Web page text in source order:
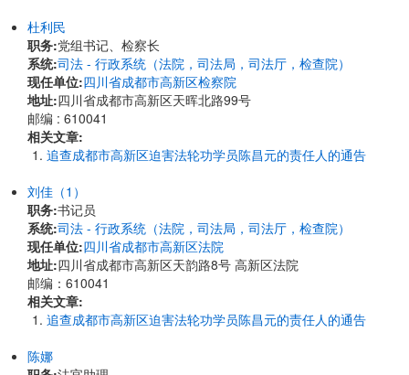
杜利民
职务:党组书记、检察长
系统:司法 - 行政系统（法院，司法局，司法厅，检查院）
现任单位:四川省成都市高新区检察院
地址:四川省成都市高新区天晖北路99号
邮编 : 610041
相关文章:
追查成都市高新区迫害法轮功学员陈昌元的责任人的通告
刘佳（1）
职务:书记员
系统:司法 - 行政系统（法院，司法局，司法厅，检查院）
现任单位:四川省成都市高新区法院
地址:四川省成都市高新区天韵路8号 高新区法院
邮编：610041
相关文章:
追查成都市高新区迫害法轮功学员陈昌元的责任人的通告
陈娜